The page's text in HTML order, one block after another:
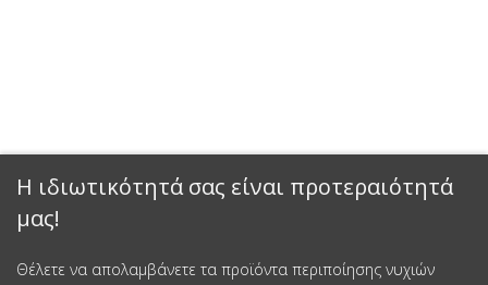
Η ιδιωτικότητά σας είναι προτεραιότητά
μας!
Θέλετε να απολαμβάνετε τα προϊόντα περιποίησης νυχιών